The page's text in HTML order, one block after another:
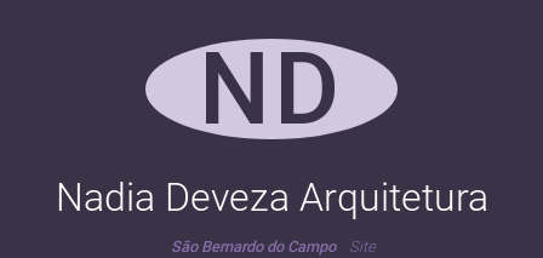
ND
Nadia Deveza Arquitetura
São Bernardo do Campo Site